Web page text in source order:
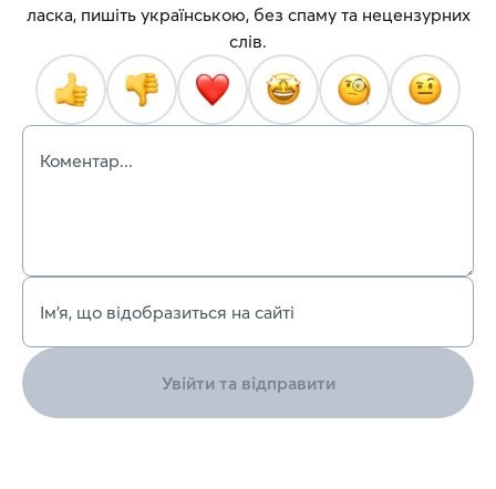
ласка, пишіть українською, без спаму та нецензурних
слів.
Коментар...
Ім’я, що відобразиться на сайті
Увійти та відправити